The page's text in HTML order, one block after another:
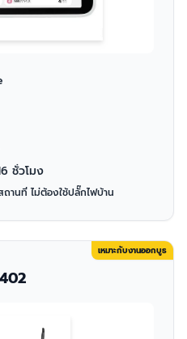
ชั่วโมง
านที่ ไม่ต้องใช้ปลั๊กไฟบ้าน
เหมาะกับงานออกบูธ